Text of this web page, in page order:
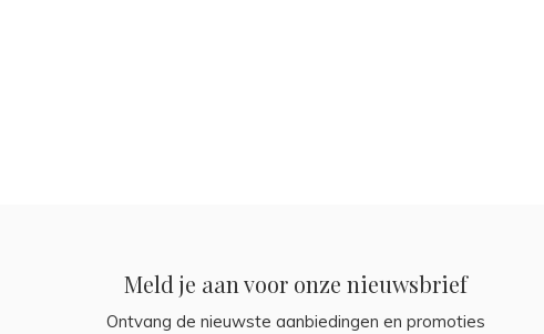
Meld je aan voor onze nieuwsbrief
Ontvang de nieuwste aanbiedingen en promoties